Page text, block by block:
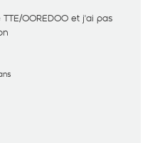
OOREDOO et j'ai pas